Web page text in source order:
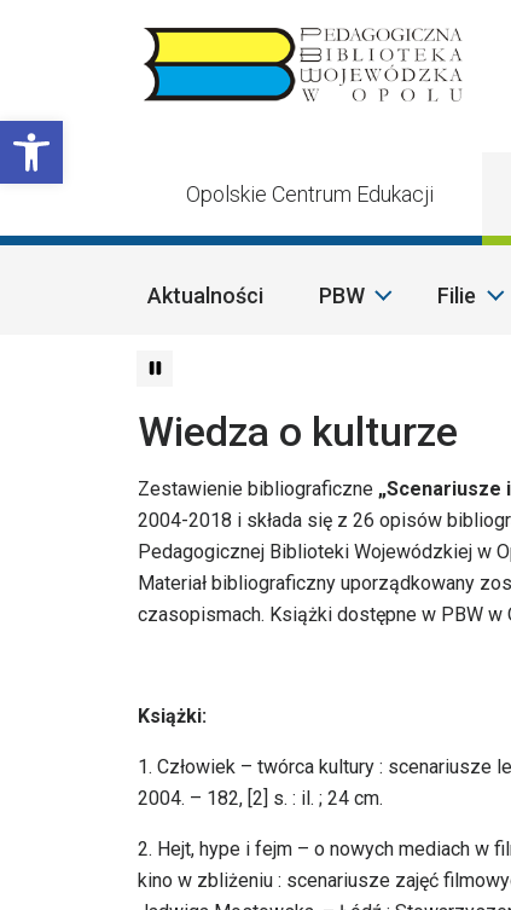
Otwórz pasek narzędzi
Opolskie Centrum Edukacji
Aktualności PBW Filie
Wiedza o kulturze
Zestawienie bibliograficzne „Scenariusze
2004-2018 i składa się z 26 opisów
Pedagogicznej Biblioteki Wojewódzkiej w
Materiał bibliograficzny uporządkowany
czasopismach. Książki dostępne w PBW
Książki:
1. Człowiek – twórca kultury : scenariusze
2004. – 182, [2] s. : il. ; 24 cm.
2. Hejt, hype i fejm – o nowych mediach w
kino w zbliżeniu : scenariusze zajęć